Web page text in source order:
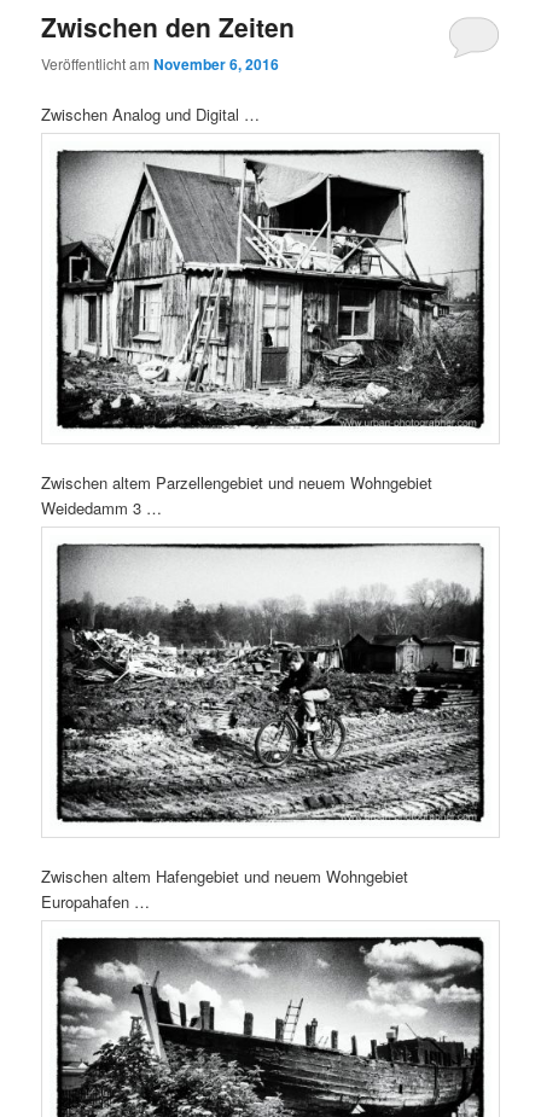
Zwischen den Zeiten
Veröffentlicht amNovember 6, 2016
Zwischen Analog und Digital …
Zwischen altem Parzellengebiet und neuem Wohngebiet
Weidedamm 3 …
Zwischen altem Hafengebiet und neuem Wohngebiet
Europahafen …